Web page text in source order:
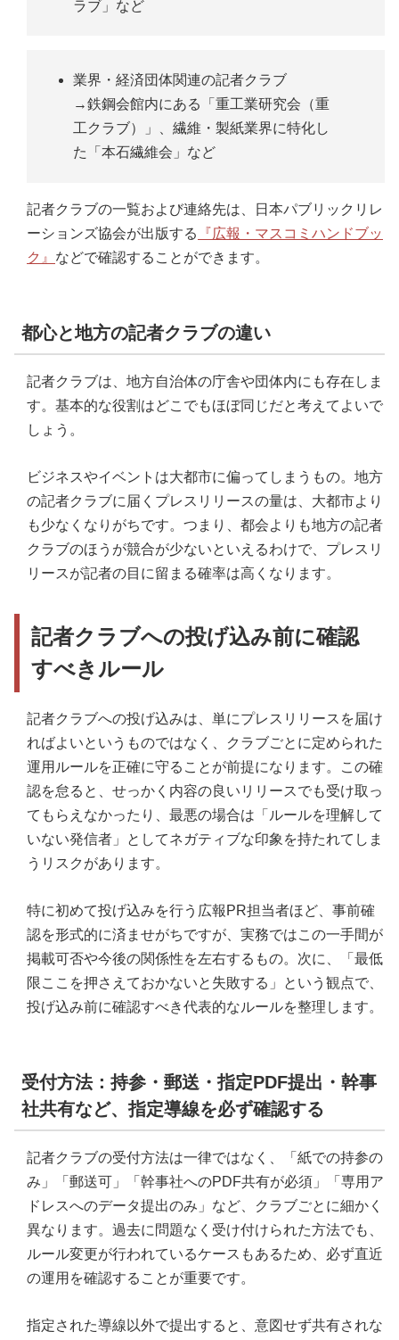
ラブ」など
業界・経済団体関連の記者クラブ
→鉄鋼会館内にある「重工業研究会（重
工クラブ）」、繊維・製紙業界に特化し
た「本石繊維会」など
記者クラブの一覧および連絡先は、日本パブリックリレ
ーションズ協会が出版する
『広報・マスコミハンドブッ
ク』 などで確認することができます。
都心と地方の記者クラブの違い
記者クラブは、地方自治体の庁舎や団体内にも存在しま
す。基本的な役割はどこでもほぼ同じだと考えてよいで
しょう。
ビジネスやイベントは大都市に偏ってしまうもの。地方
の記者クラブに届くプレスリリースの量は、大都市より
も少なくなりがちです。つまり、都会よりも地方の記者
クラブのほうが競合が少ないといえるわけで、プレスリ
リースが記者の目に留まる確率は高くなります。
記者クラブへの投げ込み前に確認
すべきルール
記者クラブへの投げ込みは、単にプレスリリースを届け
ればよいというものではなく、クラブごとに定められた
運用ルールを正確に守ることが前提になります。この確
認を怠ると、せっかく内容の良いリリースでも受け取っ
てもらえなかったり、最悪の場合は「ルールを理解して
いない発信者」としてネガティブな印象を持たれてしま
うリスクがあります。
特に初めて投げ込みを行う広報PR担当者ほど、事前確
認を形式的に済ませがちですが、実務ではこの一手間が
掲載可否や今後の関係性を左右するもの。次に、「最低
限ここを押さえておかないと失敗する」という観点で、
投げ込み前に確認すべき代表的なルールを整理します。
受付方法：持参・郵送・指定PDF提出・幹事
社共有など、指定導線を必ず確認する
記者クラブの受付方法は一律ではなく、「紙での持参の
み」「郵送可」「幹事社へのPDF共有が必須」「専用ア
ドレスへのデータ提出のみ」など、クラブごとに細かく
異なります。過去に問題なく受け付けられた方法でも、
ルール変更が行われているケースもあるため、必ず直近
の運用を確認することが重要です。
指定された導線以外で提出すると、意図せず共有されな